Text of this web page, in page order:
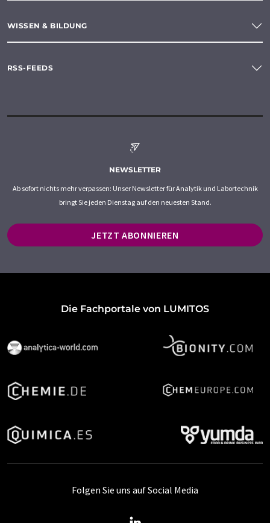
WISSEN & BILDUNG
RSS-FEEDS
NEWSLETTER
Ab sofort nichts mehr verpassen: Unser Newsletter für Analytik und Labortechnik
bringt Sie jeden Dienstag auf den neuesten Stand.
JETZT ABONNIEREN
Die Fachportale von LUMITOS
Folgen Sie uns auf Social Media